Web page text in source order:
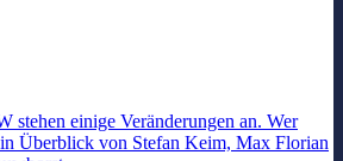
stehen einige Veränderungen an. Wer
Überblick von Stefan Keim, Max Florian